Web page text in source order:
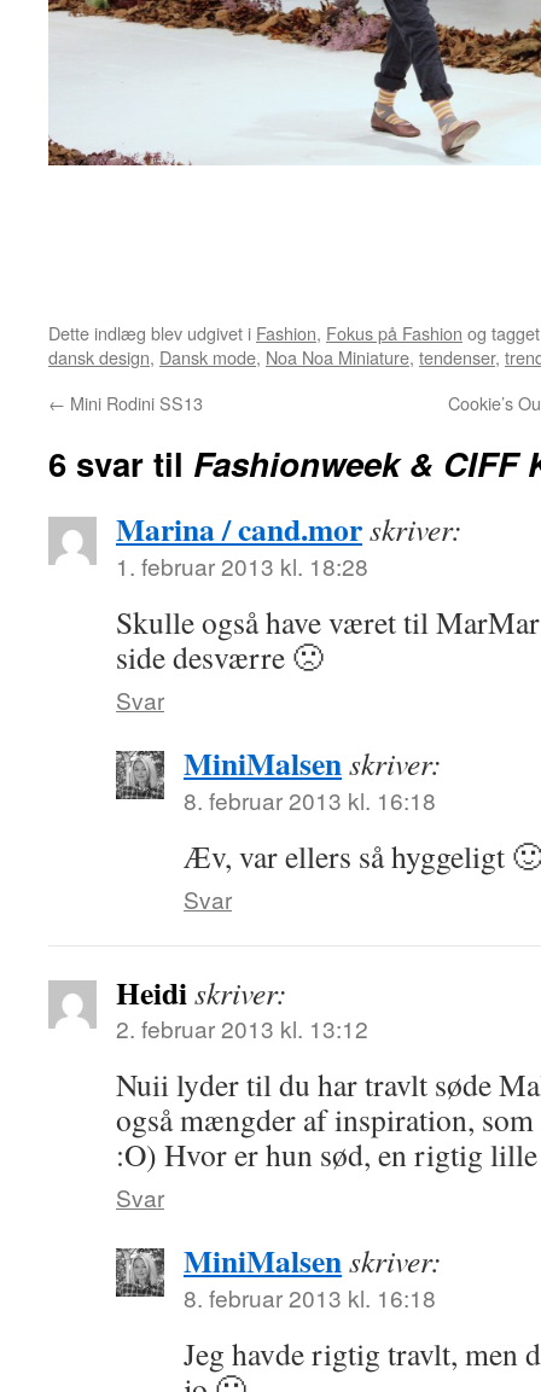
Dette indlæg blev udgivet i Fashion, Fokus på Fashion og
dansk design, Dansk mode, Noa Noa Miniature, tendenser,
← Mini Rodini SS13 Cookie’s
6 svar til Fashionweek & CIFF
Marina / cand.morskriver:
1. februar 2013 kl. 18:28
Skulle også have været til
side desværre 🙁
Svar
MiniMalsenskriver:
8. februar 2013 kl. 16:18
Æv, var ellers så hyggeligt
Svar
Heidiskriver:
2. februar 2013 kl. 13:12
Nuii lyder til du har travlt søde
også mængder af inspiration,
:O) Hvor er hun sød, en rigtig
Svar
MiniMalsenskriver:
8. februar 2013 kl. 16:18
Jeg havde rigtig travlt, men